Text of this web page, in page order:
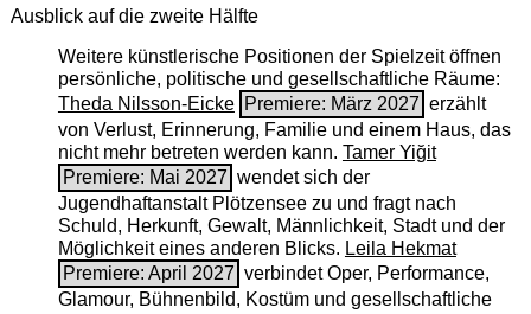
Ausblick auf die zweite Hälfte
Weitere künstlerische Positionen der Spielzeit öffnen
persönliche, politische und gesellschaftliche Räume:
Theda Nilsson-Eicke Premiere: März 2027 erzählt
von Verlust, Erinnerung, Familie und einem Haus, das
nicht mehr betreten werden kann. Tamer Yiğit
Premiere: Mai 2027 wendet sich der
Jugendhaftanstalt Plötzensee zu und fragt nach
Schuld, Herkunft, Gewalt, Männlichkeit, Stadt und der
Möglichkeit eines anderen Blicks. Leila Hekmat
Premiere: April 2027 verbindet Oper, Performance,
Glamour, Bühnenbild, Kostüm und gesellschaftliche